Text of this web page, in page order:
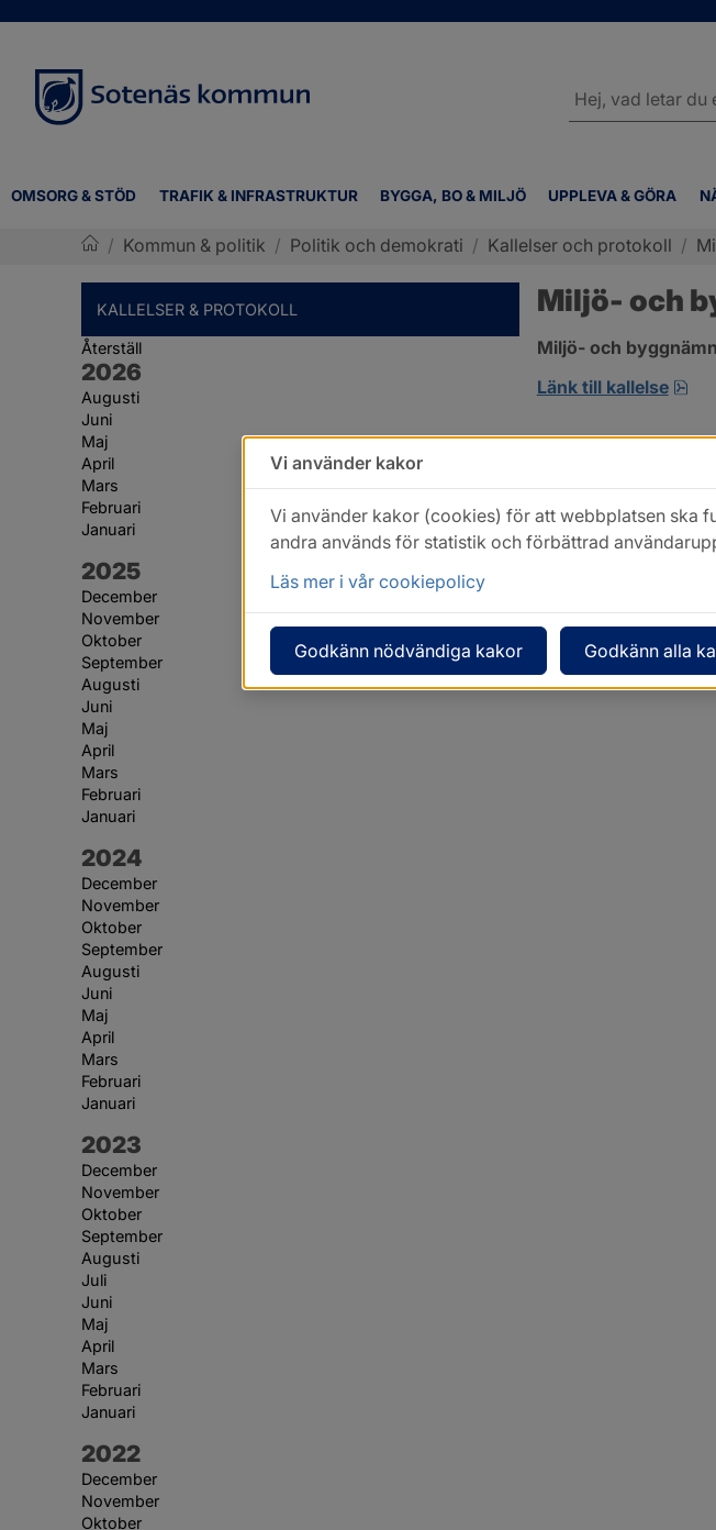
OMSORG & STÖD TRAFIK & INFRASTRUKTUR BYGGA, BO & MILJÖ UPPLEVA & GÖRA
webbplatsen
/ Kommun & politik / Politik och demokrati / Kallelser och protokoll /
KALLELSER & PROTOKOLL
Återställ
År:
2026
Augusti
Juni
Maj
April
Mars
Februari
Januari
År:
2025
December
November
Oktober
September
Augusti
Juni
Maj
April
Mars
Februari
Januari
År:
2024
December
November
Oktober
September
Augusti
Juni
Maj
April
Mars
Februari
Januari
År:
2023
December
November
Oktober
September
Augusti
Juli
Juni
Maj
April
Mars
Februari
Januari
År:
2022
December
November
Oktober
Miljö- och
Miljö- och
Länk till kallelse
Vi använder kakor
Vi använder kakor (cookies) för att webbplatsen ska
andra används för statistik och förbättrad
Läs mer i vår cookiepolicy
Godkänn nödvändiga kakor Godkänn alla